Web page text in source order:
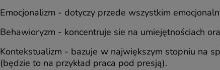
Emocjonalizm - dotyczy przede wszystkim
Behawioryzm - koncentruje sie na umiejętnościach
Kontekstualizm - bazuje w największym stopniu na
(będzie to na przykład praca pod presją).